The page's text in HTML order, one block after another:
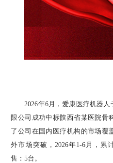
2026年6月，爱康医疗机器
限公司成功中标陕西省某医院骨
了公司在国内医疗机构的市场覆
外市场突破，2026年1-6月，累
售：5台。